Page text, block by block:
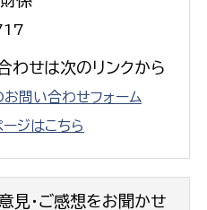
わせは次のリンクから
問い合わせフォーム
ジはこちら
見・ご感想をお聞かせ